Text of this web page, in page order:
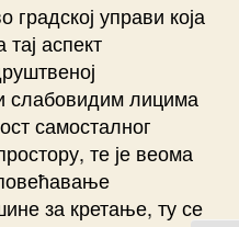
управи која
аспект
слабовидим лицима
самосталног
те је веома
за кретање, ту се